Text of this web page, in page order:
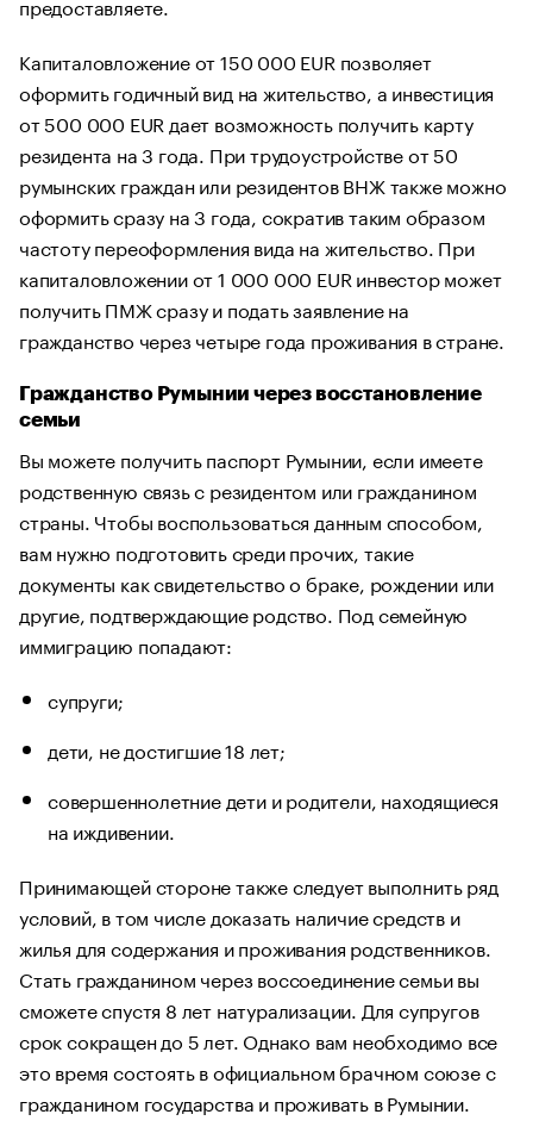
Капиталовложение от 150 000 EUR позволяет
оформить годичный вид на жительство, а инвестиция
от 500 000 EUR дает возможность получить карту
резидента на 3 года. При трудоустройстве от 50
румынских граждан или резидентов ВНЖ также можно
оформить сразу на 3 года, сократив таким образом
частоту переоформления вида на жительство. При
капиталовложении от 1 000 000 EUR инвестор может
получить ПМЖ сразу и подать заявление на
гражданство через четыре года проживания в стране.
Гражданство Румынии через восстановление
семьи
Вы можете получить паспорт Румынии, если имеете
родственную связь с резидентом или гражданином
страны. Чтобы воспользоваться данным способом,
вам нужно подготовить среди прочих, такие
документы как свидетельство о браке, рождении или
другие, подтверждающие родство. Под семейную
иммиграцию попадают:
супруги;
дети, не достигшие 18 лет;
совершеннолетние дети и родители, находящиеся
на иждивении.
Принимающей стороне также следует выполнить ряд
условий, в том числе доказать наличие средств и
жилья для содержания и проживания родственников.
Стать гражданином через воссоединение семьи вы
сможете спустя 8 лет натурализации. Для супругов
срок сокращен до 5 лет. Однако вам необходимо все
это время состоять в официальном брачном союзе с
гражданином государства и проживать в Румынии.